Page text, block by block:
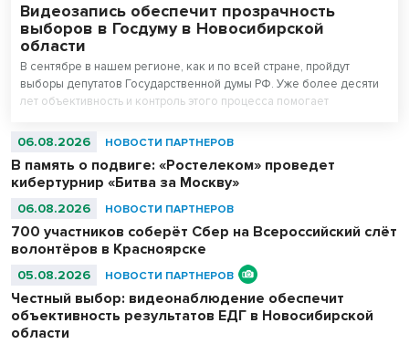
Видеозапись обеспечит прозрачность
выборов в Госдуму в Новосибирской
области
В сентябре в нашем регионе, как и по всей стране, пройдут
выборы депутатов Государственной думы РФ. Уже более десяти
лет объективность и контроль этого процесса помогает
избирательных участках.
06.08.2026 НОВОСТИ ПАРТНЕРОВ
В память о подвиге: «Ростелеком» проведет
кибертурнир «Битва за Москву»
06.08.2026 НОВОСТИ ПАРТНЕРОВ
700 участников соберёт Сбер на Всероссийский слёт
волонтёров в Красноярске
05.08.2026 НОВОСТИ ПАРТНЕРОВ
Честный выбор: видеонаблюдение обеспечит
объективность результатов ЕДГ в Новосибирской
области